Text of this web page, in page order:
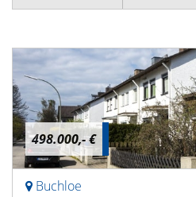
498.000,- €
Buchloe